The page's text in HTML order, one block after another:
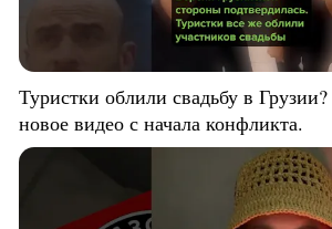
Туристки облили свадьбу в
новое видео с начала конфликта.